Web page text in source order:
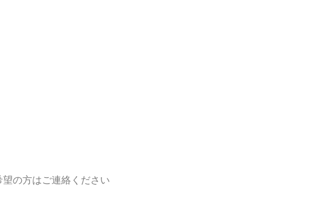
方はご連絡ください